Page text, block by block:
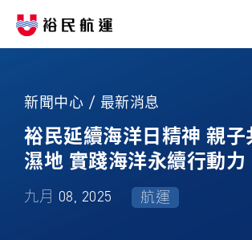
永續經營
新聞中心 / 最新消息
裕民延續海洋日精神 親子
濕地 實踐海洋永續行動力
九月 08, 2025 航運